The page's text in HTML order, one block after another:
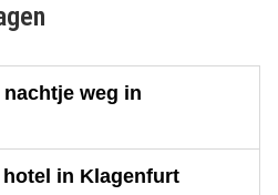
weg in
in Klagenfurt